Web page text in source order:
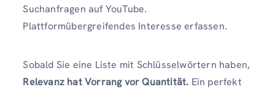
Suchanfragen auf YouTube.
Plattformübergreifendes Interesse erfassen.
Sobald Sie eine Liste mit Schlüsselwörtern haben,
Relevanz hat Vorrang vor Quantität. Ein perfekt